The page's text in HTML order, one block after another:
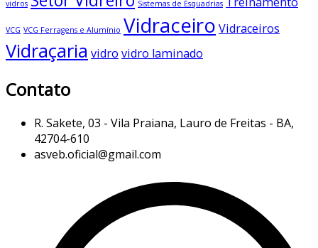
vidros Sistemas de Esquadrias
VCG VCG Ferragens e Alumínio Vidraceiro Vidraceiros
Vidraçaria vidro vidro laminado
Contato
R. Sakete, 03 - Vila Praiana, Lauro de Freitas - BA,
42704-610
asveb.oficial@gmail.com